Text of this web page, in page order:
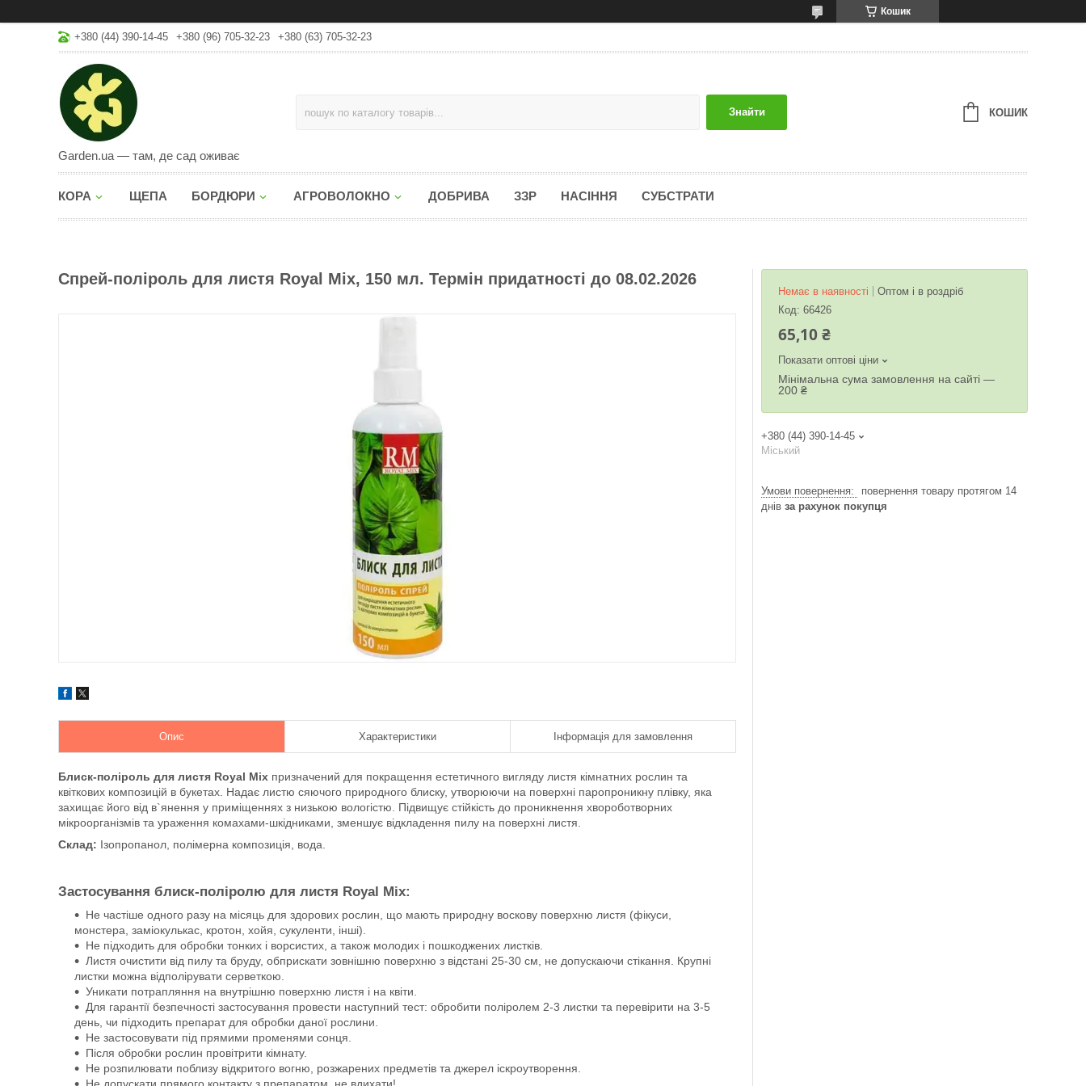
Кошик
+380 (44) 390-14-45 +380 (96) 705-32-23 +380 (63) 705-32-23
Garden.ua — там, де сад оживає
Знайти КОШИК
КОРА ЩЕПА БОРДЮРИ АГРОВОЛОКНО ДОБРИВА ЗЗР НАСІННЯ СУБСТРАТИ
Спрей-поліроль для листя Royal Mix, 150 мл. Термін придатності до 08.02.2026
Опис Характеристики Інформація для замовлення
Блиск-поліроль для листя Royal Mix призначений для покращення естетичного вигляду листя кімнатних рослин та
квіткових композицій в букетах. Надає листю сяючого природного блиску, утворюючи на поверхні паропроникну плівку, яка
захищає його від в`янення у приміщеннях з низькою вологістю. Підвищує стійкість до проникнення хвороботворних
мікроорганізмів та ураження комахами-шкідниками, зменшує відкладення пилу на поверхні листя.
Склад: Ізопропанол, полімерна композиція, вода.
Застосування блиск-поліролю для листя Royal Mix:
Не частіше одного разу на місяць для здорових рослин, що мають природну воскову поверхню листя (фікуси,
монстера, заміокулькас, кротон, хойя, сукуленти, інші).
Не підходить для обробки тонких і ворсистих, а також молодих і пошкоджених листків.
Листя очистити від пилу та бруду, обприскати зовнішню поверхню з відстані 25-30 см, не допускаючи стікання. Крупні
листки можна відполірувати серветкою.
Уникати потрапляння на внутрішню поверхню листя і на квіти.
Для гарантії безпечності застосування провести наступний тест: обробити поліролем 2-3 листки та перевірити на 3-5
день, чи підходить препарат для обробки даної рослини.
Не застосовувати під прямими променями сонця.
Після обробки рослин провітрити кімнату.
Не розпилювати поблизу відкритого вогню, розжарених предметів та джерел іскроутворення.
Немає в наявності
Оптом і в роздріб
Код: 66426
65,10 ₴
Показати оптові ціни
Мінімальна сума замовлення на сайті —
200 ₴
+380 (44) 390-14-45
Міський
повернення товару протягом 14
днів за рахунок покупця